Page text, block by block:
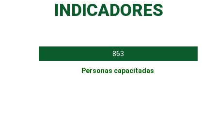
INDICADORES
863
Personas capacitadas